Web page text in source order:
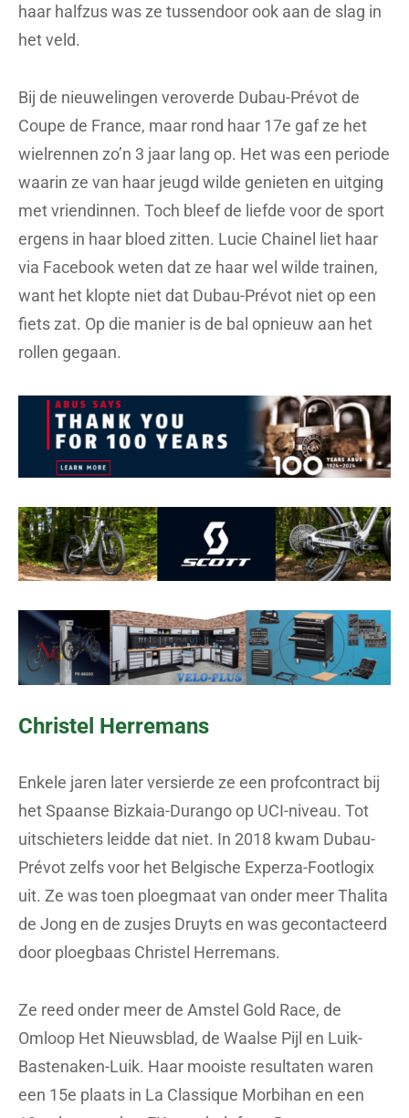
haar halfzus was ze tussendoor ook aan de slag in
het veld.
Bij de nieuwelingen veroverde Dubau-Prévot de
Coupe de France, maar rond haar 17e gaf ze het
wielrennen zo’n 3 jaar lang op. Het was een periode
waarin ze van haar jeugd wilde genieten en uitging
met vriendinnen. Toch bleef de liefde voor de sport
ergens in haar bloed zitten. Lucie Chainel liet haar
via Facebook weten dat ze haar wel wilde trainen,
want het klopte niet dat Dubau-Prévot niet op een
fiets zat. Op die manier is de bal opnieuw aan het
rollen gegaan.
Christel Herremans
Enkele jaren later versierde ze een profcontract bij
het Spaanse Bizkaia-Durango op UCI-niveau. Tot
uitschieters leidde dat niet. In 2018 kwam Dubau-
Prévot zelfs voor het Belgische Experza-Footlogix
uit. Ze was toen ploegmaat van onder meer Thalita
de Jong en de zusjes Druyts en was gecontacteerd
door ploegbaas Christel Herremans.
Ze reed onder meer de Amstel Gold Race, de
Omloop Het Nieuwsblad, de Waalse Pijl en Luik-
Bastenaken-Luik. Haar mooiste resultaten waren
een 15e plaats in La Classique Morbihan en een